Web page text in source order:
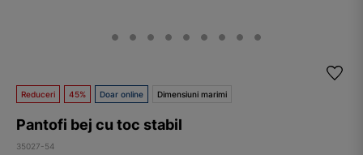
Reduceri 45% Doar online Dimensiuni marimi
Pantofi bej cu toc stabil
35027-54